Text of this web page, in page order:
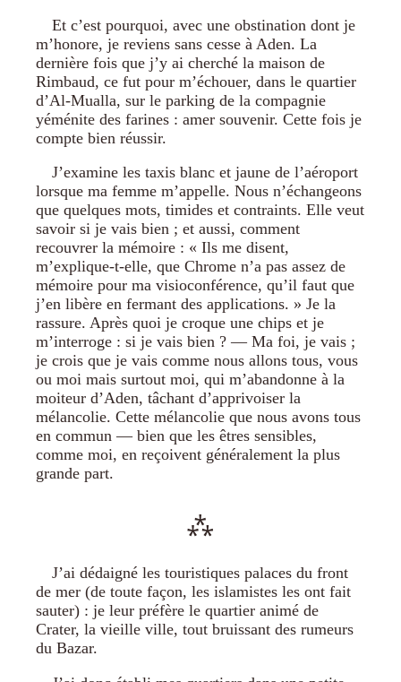
Et c’est pourquoi, avec une obstination dont je
m’honore, je reviens sans cesse à Aden. La
dernière fois que j’y ai cherché la maison de
Rimbaud, ce fut pour m’échouer, dans le quartier
d’Al-Mualla, sur le parking de la compagnie
yéménite des farines : amer souvenir. Cette fois je
compte bien réussir.
J’examine les taxis blanc et jaune de l’aéroport
lorsque ma femme m’appelle. Nous n’échangeons
que quelques mots, timides et contraints. Elle veut
savoir si je vais bien ; et aussi, comment
recouvrer la mémoire : « Ils me disent,
m’explique-t-elle, que Chrome n’a pas assez de
mémoire pour ma visioconférence, qu’il faut que
j’en libère en fermant des applications. » Je la
rassure. Après quoi je croque une chips et je
m’interroge : si je vais bien ? — Ma foi, je vais ;
je crois que je vais comme nous allons tous, vous
ou moi mais surtout moi, qui m’abandonne à la
moiteur d’Aden, tâchant d’apprivoiser la
mélancolie. Cette mélancolie que nous avons tous
en commun — bien que les êtres sensibles,
comme moi, en reçoivent généralement la plus
grande part.
J’ai dédaigné les touristiques palaces du front
de mer (de toute façon, les islamistes les ont fait
sauter) : je leur préfère le quartier animé de
Crater, la vieille ville, tout bruissant des rumeurs
du Bazar.